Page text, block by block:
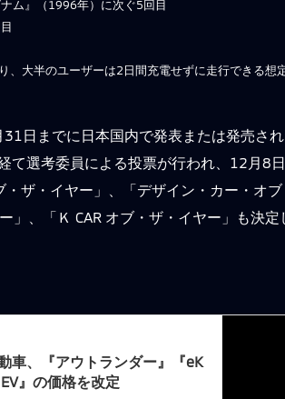
ム』（1996年）に次ぐ5回目
、大半のユーザーは2日間充電せずに走行できる想
日までに日本国内で発表または発売さ
選考委員による投票が行われ、12月8
ザ・イヤー」、「デザイン・カー・オブ
、「Ｋ CAR オブ・ザ・イヤー」も決定
車、『アウトランダー』『eK
』の価格を改定